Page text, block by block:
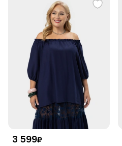
3 599₽